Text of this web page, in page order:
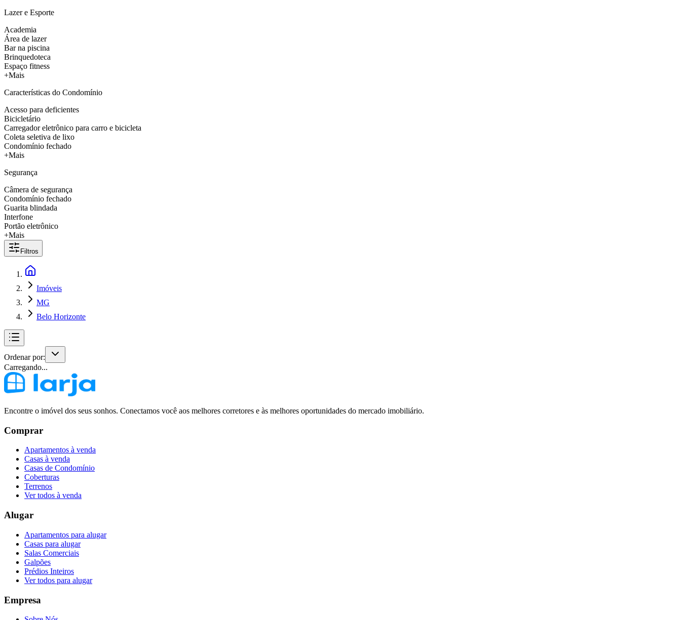
Lazer e Esporte
Academia
Área de lazer
Bar na piscina
Brinquedoteca
Espaço fitness
+Mais
Características do Condomínio
Acesso para deficientes
Bicicletário
Carregador eletrônico para carro e bicicleta
Coleta seletiva de lixo
Condomínio fechado
+Mais
Segurança
Câmera de segurança
Condomínio fechado
Guarita blindada
Interfone
Portão eletrônico
+Mais
Filtros
Imóveis
MG
Belo Horizonte
Ordenar por:
Carregando...
Encontre o imóvel dos seus sonhos. Conectamos você aos melhores corretores e às melhores oportunidades do mercado imobiliário.
Comprar
Apartamentos à venda
Casas à venda
Casas de Condomínio
Coberturas
Terrenos
Ver todos à venda
Alugar
Apartamentos para alugar
Casas para alugar
Salas Comerciais
Galpões
Prédios Inteiros
Ver todos para alugar
Empresa